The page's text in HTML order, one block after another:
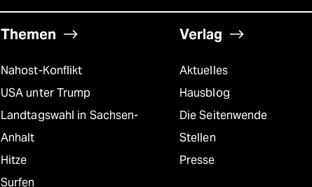
Themen
Nahost-Konflikt
USA unter Trump
Landtagswahl in Sachsen-
Anhalt
Hitze
Surfen
Verlag
Aktuelles
Hausblog
Die Seitenwende
Stellen
Presse